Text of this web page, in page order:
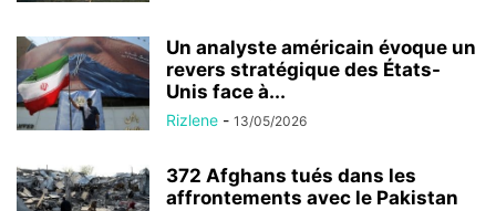
Un analyste américain évoque un
revers stratégique des États-
Unis face à...
Rizlene - 13/05/2026
372 Afghans tués dans les
affrontements avec le Pakistan